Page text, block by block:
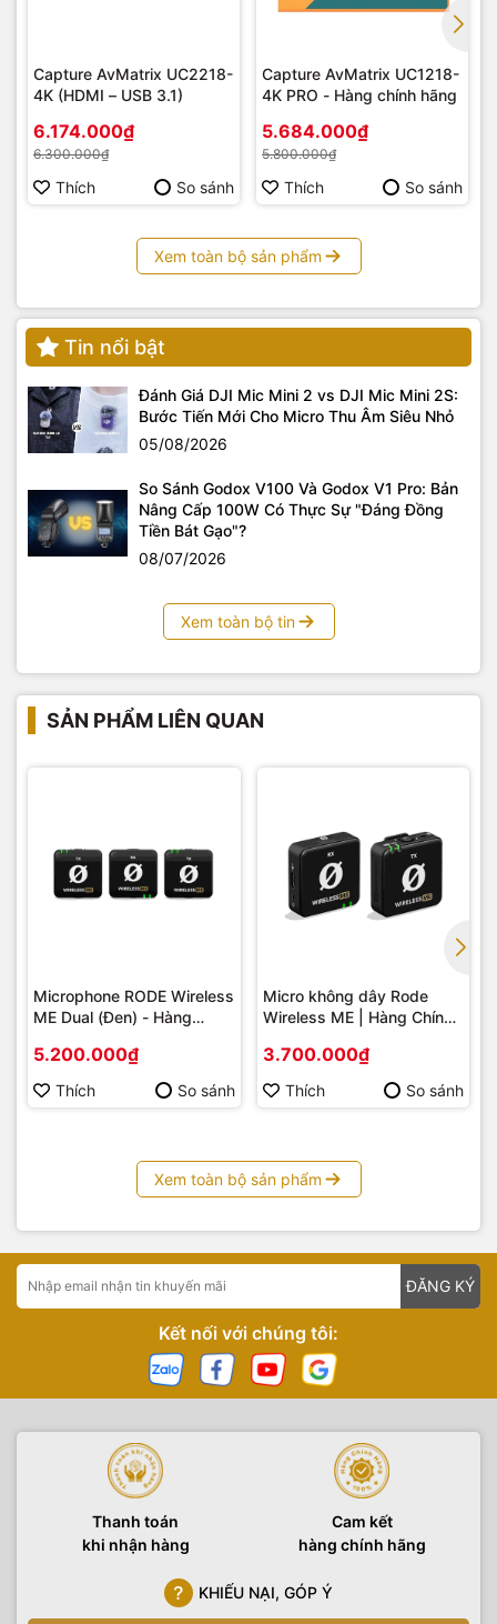
Capture AvMatrix UC2218-
4K (HDMI – USB 3.1)
6.174.000₫
6.300.000₫
Thích So sánh
Capture AvMatrix UC1218-
4K PRO - Hàng chính hãng
5.684.000₫
5.800.000₫
Thích So sánh
Xem toàn bộ sản phẩm
Tin nổi bật
Đánh Giá DJI Mic Mini 2 vs DJI Mic Mini 2S:
Bước Tiến Mới Cho Micro Thu Âm Siêu Nhỏ
05/08/2026
So Sánh Godox V100 Và Godox V1 Pro: Bản
Nâng Cấp 100W Có Thực Sự "Đáng Đồng
Tiền Bát Gạo"?
08/07/2026
Xem toàn bộ tin
SẢN PHẨM LIÊN QUAN
Microphone RODE Wireless
ME Dual (Đen) - Hàng
5.200.000₫
Thích So sánh
Micro không dây Rode
Wireless ME | Hàng Chính
3.700.000₫
Thích So sánh
Xem toàn bộ sản phẩm
ĐĂNG KÝ
Kết nối với chúng tôi:
Thanh toán
khi nhận hàng
Cam kết
hàng chính hãng
KHIẾU NẠI, GÓP Ý